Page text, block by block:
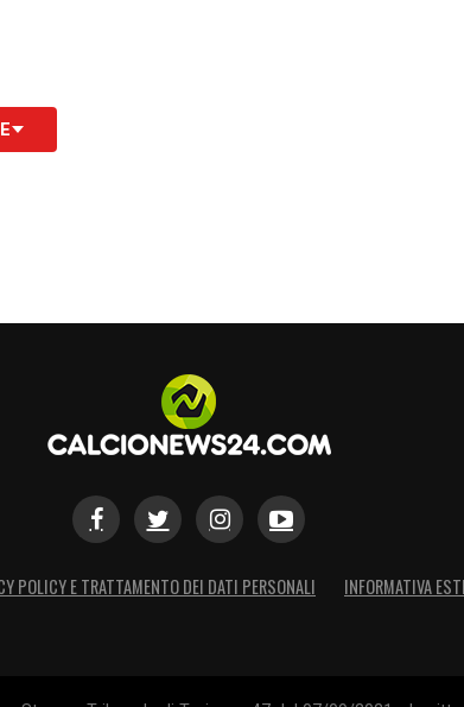
POLICY E TRATTAMENTO DEI DATI PERSONALI INFORMATIVA